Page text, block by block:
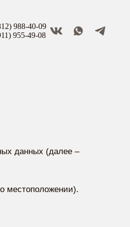
988-40-09
955-49-08
данных (далее –
местоположении).